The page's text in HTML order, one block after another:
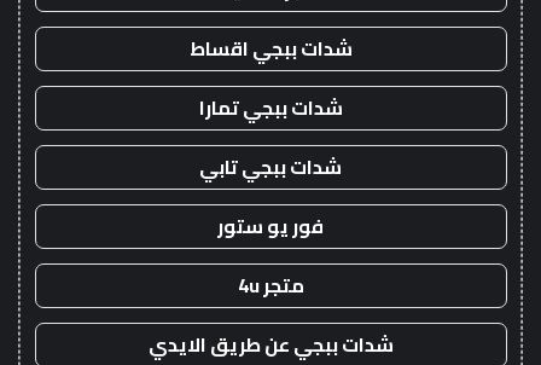
شدات ببجي اقساط
شدات ببجي تمارا
شدات ببجي تابي
فور يو ستور
متجر 4u
شدات ببجي عن طريق الايدي